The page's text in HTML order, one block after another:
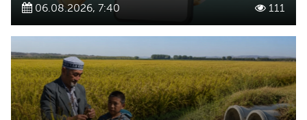
06.08.2026, 7:40 111